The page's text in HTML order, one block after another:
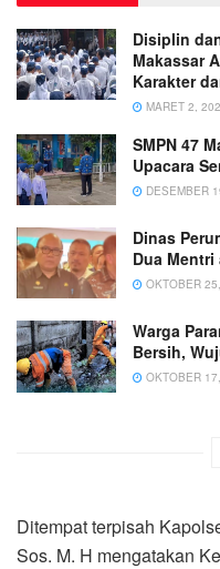
Disiplin
Makassar
Karakter
MARET 2,
SMPN 47
Upacara
DESEMBER
Dinas
Dua
OKTOBER
Warga
Bersih,
OKTOBER
Ditempat terpisah
Sos. M. H mengatakan